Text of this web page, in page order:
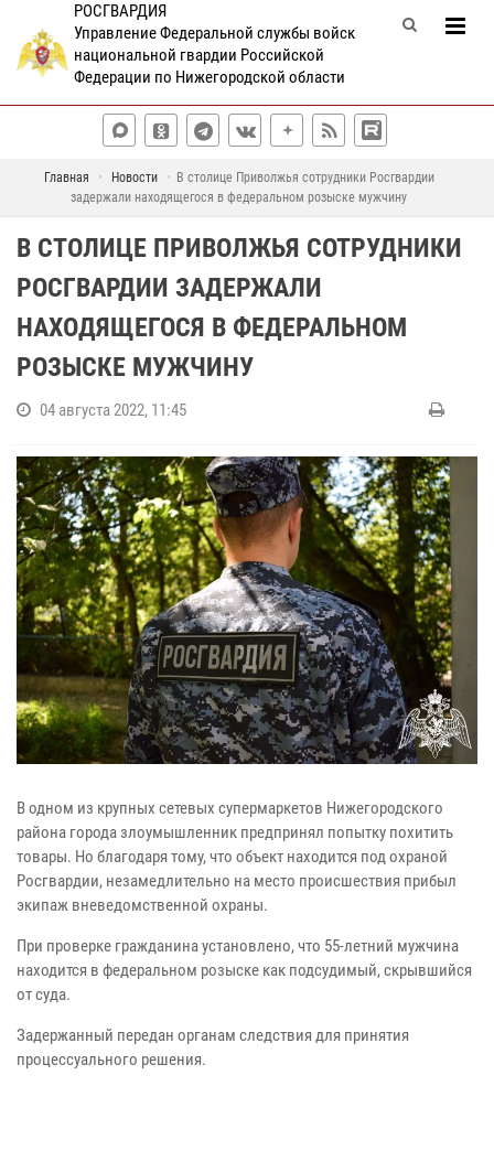
РОСГВАРДИЯ
Управление Федеральной службы войск
национальной гвардии Российской
Федерации по Нижегородской области
Главная Новости
В столице Приволжья сотрудники Росгвардии
задержали находящегося в федеральном розыске мужчину
В СТОЛИЦЕ ПРИВОЛЖЬЯ СОТРУДНИКИ
РОСГВАРДИИ ЗАДЕРЖАЛИ
НАХОДЯЩЕГОСЯ В ФЕДЕРАЛЬНОМ
РОЗЫСКЕ МУЖЧИНУ
04 августа 2022, 11:45
В одном из крупных сетевых супермаркетов Нижегородского
района города злоумышленник предпринял попытку похитить
товары. Но благодаря тому, что объект находится под охраной
Росгвардии, незамедлительно на место происшествия прибыл
экипаж вневедомственной охраны.
При проверке гражданина установлено, что 55-летний мужчина
находится в федеральном розыске как подсудимый, скрывшийся
от суда.
Задержанный передан органам следствия для принятия
процессуального решения.